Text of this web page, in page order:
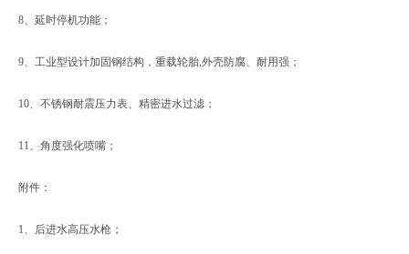
8、延时停机功能；
9、工业型设计加固钢结构，重载轮胎,外壳防腐、耐用强；
10、不锈钢耐震压力表、精密进水过滤；
11、角度强化喷嘴；
附件：
1、后进水高压水枪；